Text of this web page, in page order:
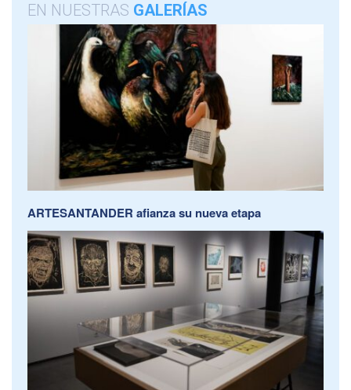
EN NUESTRAS GALERÍAS
ARTESANTANDER afianza su nueva etapa